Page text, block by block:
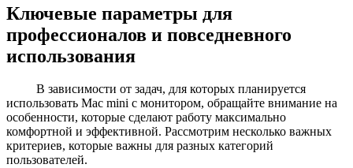
Ключевые параметры для
профессионалов и повседневного
использования
В зависимости от задач, для которых планируется
использовать Mac mini с монитором, обращайте внимание на
особенности, которые сделают работу максимально
комфортной и эффективной. Рассмотрим несколько важных
критериев, которые важны для разных категорий
пользователей.